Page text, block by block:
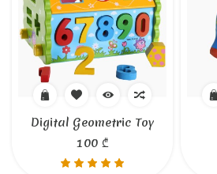
Digital Geometric Toy
100 ₾